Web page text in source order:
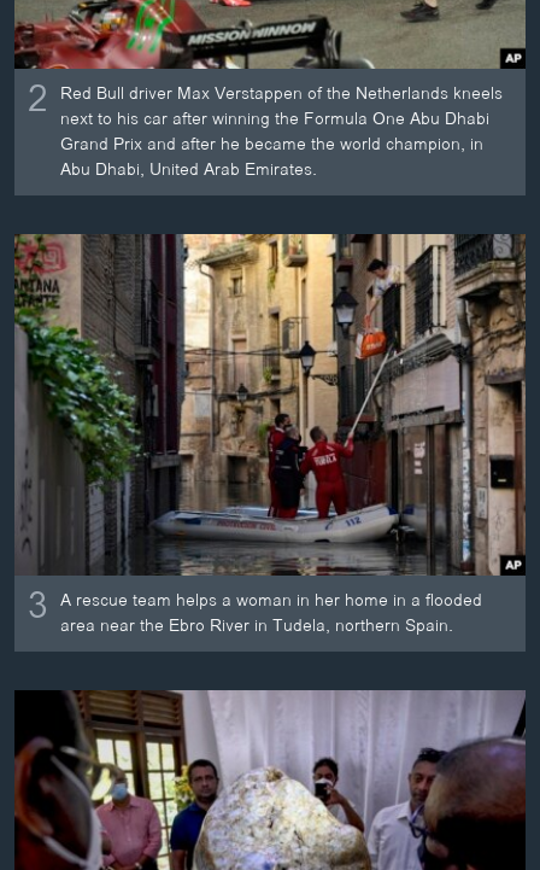
2 Red Bull driver Max Verstappen of the Netherlands kneels
next to his car after winning the Formula One Abu Dhabi
Grand Prix and after he became the world champion, in
Abu Dhabi, United Arab Emirates.
3 A rescue team helps a woman in her home in a flooded
area near the Ebro River in Tudela, northern Spain.